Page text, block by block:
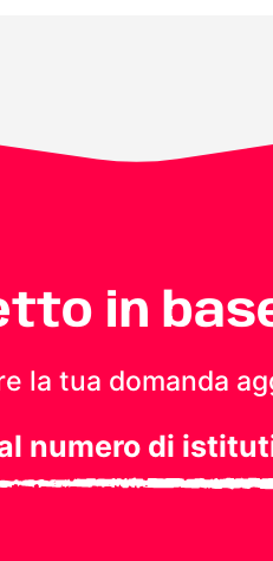
in
la tua domanda
numero di